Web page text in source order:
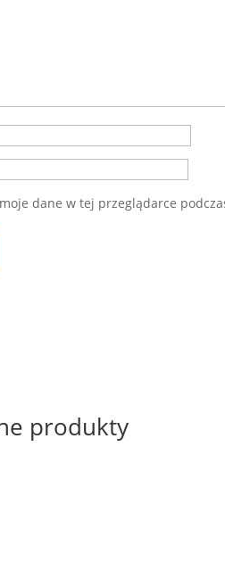
dane w tej przeglądarce
produkty